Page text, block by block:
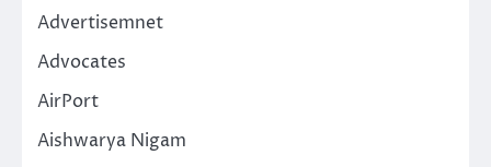
Advertisemnet
Advocates
AirPort
Aishwarya Nigam